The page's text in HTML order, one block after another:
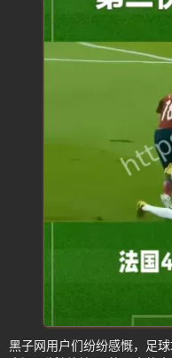
黑子网用户们纷纷感慨，足